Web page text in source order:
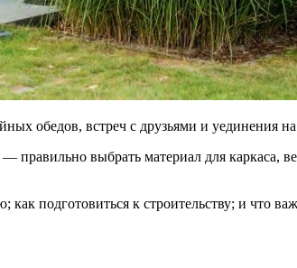
обедов, встреч с друзьями и уединения
выбрать материал для каркаса,
подготовиться к строительству; и что